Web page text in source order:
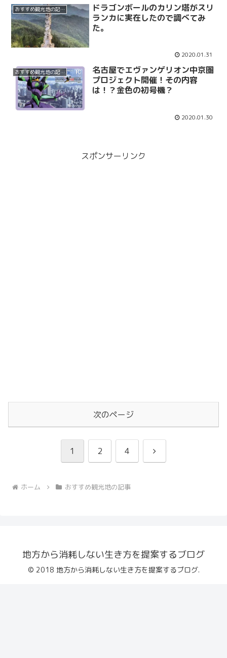
おすすめ観光地の記事
ドラゴンボールのカリン塔がスリ
ランカに実在したので調べてみ
た。
2020.01.31
おすすめ観光地の記事
名古屋でエヴァンゲリオン中京圏
プロジェクト開催！その内容
は！？金色の初号機？
2020.01.30
スポンサーリンク
次のページ
1 2 4
次
ホーム おすすめ観光地の記事
地方から消耗しない生き方を提案するブログ
© 2018 地方から消耗しない生き方を提案するブログ.